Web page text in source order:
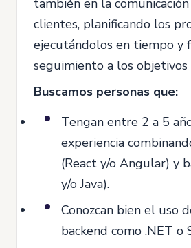
también en la
clientes, planificando los
ejecutándolos en tiempo y
seguimiento a los objetivos
Buscamos personas que:
Tengan entre 2 a 5
experiencia
(React y/o Angular) y
y/o Java).
Conozcan bien el uso
backend como .NET o